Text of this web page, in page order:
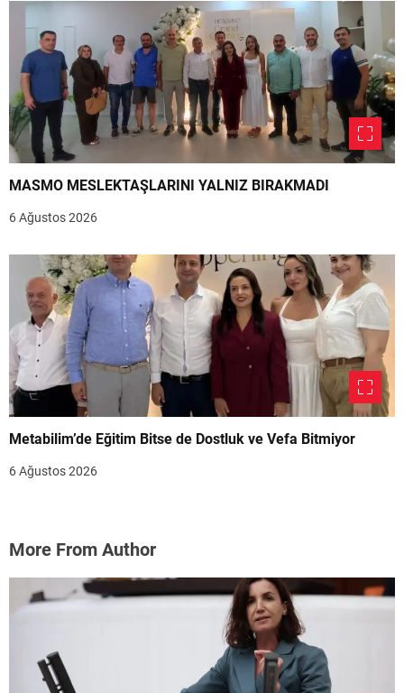
MASMO MESLEKTAŞLARINI YALNIZ BIRAKMADI
6 Ağustos 2026
Metabilim’de Eğitim Bitse de Dostluk ve Vefa Bitmiyor
6 Ağustos 2026
More From Author